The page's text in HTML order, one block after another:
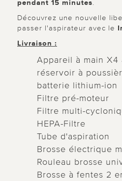
pendant 15 minutes.
Découvrez une nouvelle
passer l'aspirateur avec le
Livraison :
Appareil à main X4
réservoir à
batterie lithium-ion
Filtre pré-moteur
Filtre multi-
HEPA-Filtre
Tube d'aspiration
Brosse électrique
Rouleau brosse
Brosse à fentes 2